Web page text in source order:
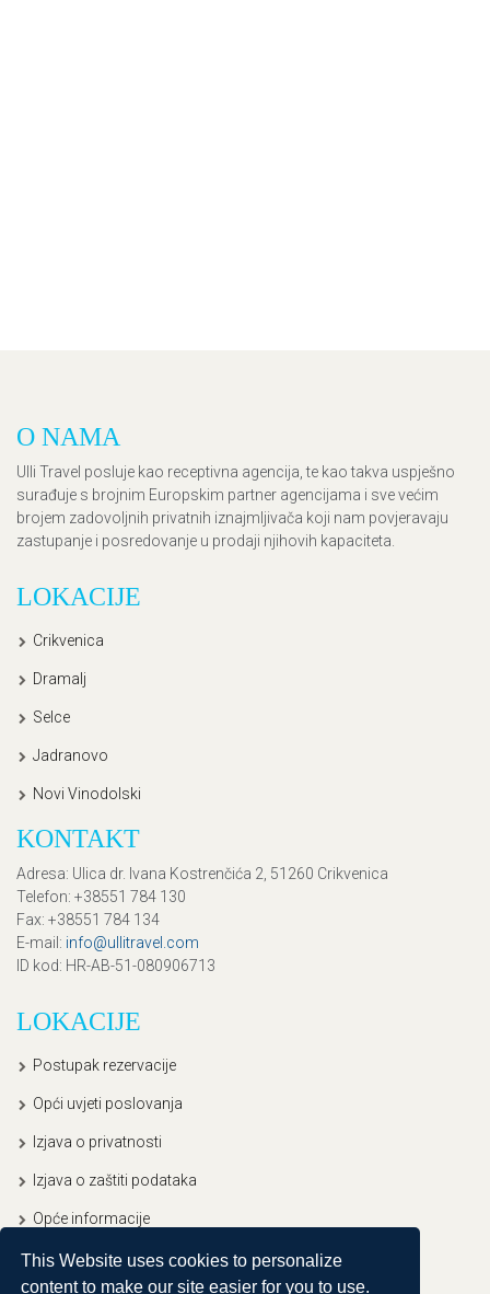
This Website uses cookies to personalize
content to make our site easier for you to use.
O NAMA
Ulli Travel posluje kao receptivna agencija, te kao takva uspješno
surađuje s brojnim Europskim partner agencijama i sve većim
brojem zadovoljnih privatnih iznajmljivača koji nam povjeravaju
zastupanje i posredovanje u prodaji njihovih kapaciteta.
LOKACIJE
Crikvenica
Dramalj
Selce
Jadranovo
Novi Vinodolski
KONTAKT
Adresa: Ulica dr. Ivana Kostrenčića 2, 51260 Crikvenica
Telefon: +38551 784 130
Fax: +38551 784 134
E-mail: info@ullitravel.com
ID kod: HR-AB-51-080906713
LOKACIJE
Postupak rezervacije
Opći uvjeti poslovanja
Izjava o privatnosti
Izjava o zaštiti podataka
Opće informacije